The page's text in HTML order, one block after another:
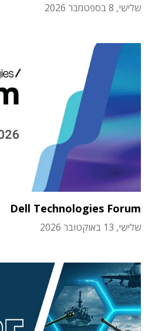
שלישי, 8 בספטמבר 2026
Dell Technologies Forum
שלישי, 13 באוקטובר 2026